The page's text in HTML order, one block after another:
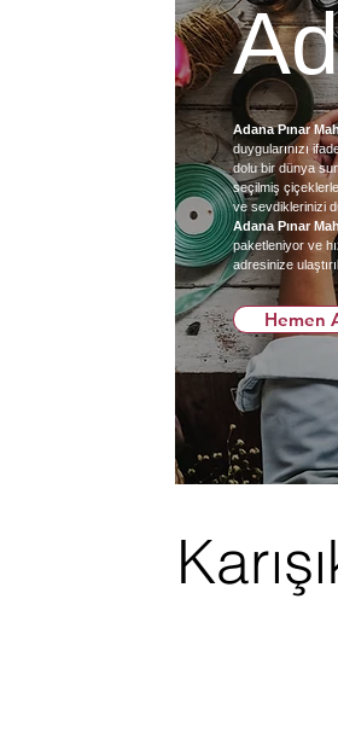
Adana Pınar
duygularınızı
dolu bir dünya
seçilmiş
ve sevdiklerinizi
Adana Pınar
paketleniyor ve
adresinize
Hemen